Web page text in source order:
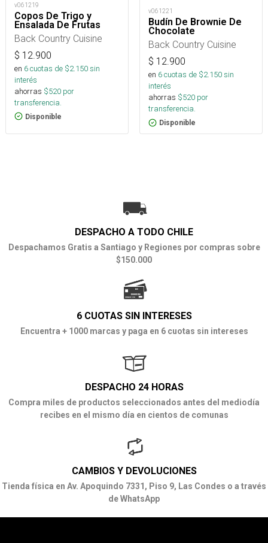
v061219
Copos De Trigo y
Ensalada De Frutas
Back Country Cuisine
$ 12.900
en 6cuotas de $2.150sin
interés
ahorras $520 por
transferencia.
Disponible
v061221
Budín De Brownie De
Chocolate
Back Country Cuisine
$ 12.900
en 6cuotas de $2.150sin
interés
ahorras $520 por
transferencia.
Disponible
DESPACHO A TODO CHILE
Despachamos Gratis a Santiago y Regiones por compras sobre
$150.000
6 CUOTAS SIN INTERESES
Encuentra + 1000 marcas y paga en 6 cuotas sin intereses
DESPACHO 24 HORAS
Compra miles de productos seleccionados antes del mediodía
recibes en el mismo día en cientos de comunas
CAMBIOS Y DEVOLUCIONES
Tienda física en Av. Apoquindo 7331, Piso 9, Las Condes o a través
de WhatsApp